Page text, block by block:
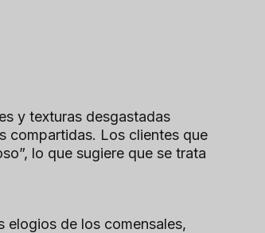
y texturas desgastadas
compartidas. Los clientes que
lo que sugiere que se trata
elogios de los comensales,